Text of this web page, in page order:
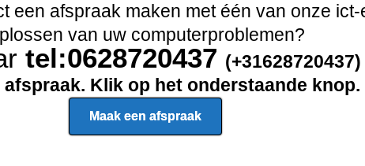
een afspraak maken met één van onze
van uw computerproblemen?
tel:0628720437
Klik op het onderstaande knop.
Maak een afspraak